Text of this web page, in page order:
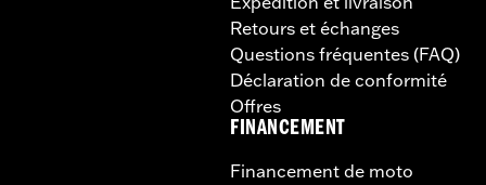
Retours et échanges
Questions fréquentes (FAQ)
Déclaration de conformité
Offres
FINANCEMENT
Financement de moto